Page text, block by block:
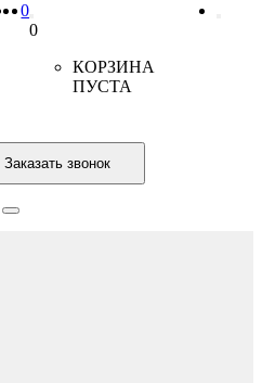
0
0
КОРЗИНА
ПУСТА
Заказать звонок